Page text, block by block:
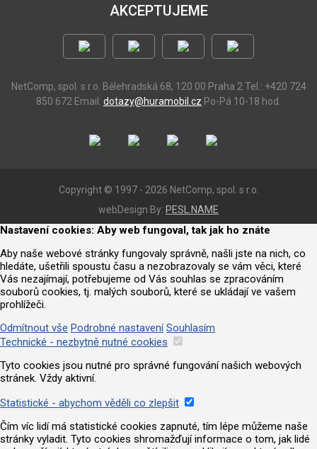
AKCEPTUJEME
NetComp, spol. s r.o. Bělehradská 68, 120 00 Praha 2 Tel.: +420 724
850 672 Email: dotazy@huramobil.cz Po-Pá 10-18 hod.
Copyright © 1997 - 2026 NetComp, spol. s r.o.
webDesign By: PESL.NAME
Nastavení cookies: Aby web fungoval, tak jak ho znáte
Aby naše webové stránky fungovaly správně, našli jste na nich, co
hledáte, ušetřili spoustu času a nezobrazovaly se vám věci, které
Vás nezajímají, potřebujeme od Vás souhlas se zpracováním
souborů cookies, tj. malých souborů, které se ukládají ve vašem
prohlížeči.
Odmítnout vše Podrobné nastavení Souhlasím
Technické - nezbytně nutné cookies
Tyto cookies jsou nutné pro správné fungování našich webových
stránek. Vždy aktivní.
Statistické - abychom věděli co zlepšit
Čím víc lidí má statistické cookies zapnuté, tím lépe můžeme naše
stránky vyladit. Tyto cookies shromažďují informace o tom, jak lidé